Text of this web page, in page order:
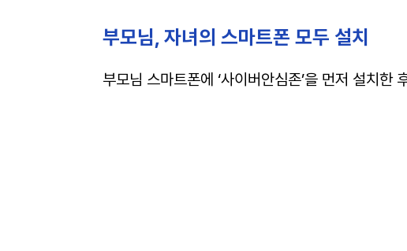
부모님, 자녀의 스마트폰 모두 설치
부모님 스마트폰에 ‘사이버안심존’을 먼저 설치한